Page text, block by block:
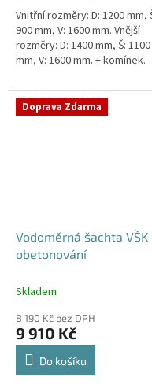
hvězdiček.
Vnitřní rozměry: D: 1200 mm,
900 mm, V: 1600 mm. Vnější
rozměry: D: 1400 mm, Š: 1100
mm, V: 1600 mm. + komínek.
bez
Doprava Zdarma
Vodoměrná šachta VŠK
obetonování
Skladem
8 190 Kč bez DPH
9 910 Kč
Do košíku